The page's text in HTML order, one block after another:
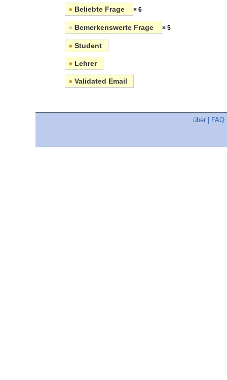
● Beliebte Frage × 6
● Bemerkenswerte Frage × 5
● Student
● Lehrer
● Validated Email
über FAQ